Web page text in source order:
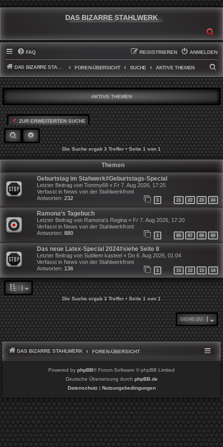
DAS BIZARRE STAHLWERK
FAQ ANMELDEN
REGISTRIEREN
DAS BIZARRE STAHLWERK FOREN-ÜBERSICHT SUCHE AKTIVE THEMEN
U
C
H
E
AKTIVE THEMEN
ZUR ERWEITERTEN SUCHE
SUCHE ERWEITERTE SUCHE
Die Suche ergab 3 Treffer • Seite1von1
Themen
Geburtstag im Stahwerk#Geburtstags-Special
Letzter Beitrag von Tommy68 « Fr 7. Aug 2026, 17:25
Verfasst in News von der Stahlwerkfront
Antworten: 232 1 21 22 23 24
Ramona‘s Tagebuch
Letzter Beitrag von Ramona's Regina « Fr 7. Aug 2026, 17:20
Verfasst in News von der Stahlwerkfront
Antworten: 880 1 … 86 87 88 89
Das neue Latex-Special 2024#siehe Seite 8
Letzter Beitrag von Subliem kasteel « Do 6. Aug 2026, 01:04
Verfasst in News von der Stahlwerkfront
Antworten: 136 1 11 12 13 14
Die Suche ergab 3 Treffer • Seite1von1
GEHE ZU
DAS BIZARRE STAHLWERK FOREN-ÜBERSICHT
Powered by phpBB® Forum Software © phpBB Limited
Deutsche Übersetzung durch phpBB.de
Datenschutz| Nutzungsbedingungen